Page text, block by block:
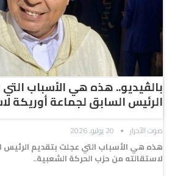
بالڤيديو.. هذه هي الأسباب
الرئيس السابق لجماعة أوريكة
صوت الأحرار 20 يوليو, 2026
هذه هي الأسباب التي عجلت بتقديم الرئيس
لاستقالته من حزب الحركة الشعبية..